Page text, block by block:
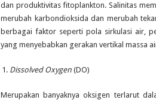
dan produktivitas fitoplankton. Salinitas
merubah karbondioksida dan merubah
berbagai faktor seperti pola sirkulasi air,
yang menyebabkan gerakan vertikal massa
Dissolved Oxygen (DO)
Merupakan banyaknya oksigen terlarut